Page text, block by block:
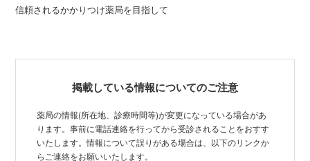
信頼されるかかりつけ薬局を目指して
掲載している情報についてのご注意
薬局の情報(所在地、診療時間等)が変更になっている場合があ
ります。事前に電話連絡を行ってから受診されることをおすす
いたします。情報について誤りがある場合は、以下のリンクか
らご連絡をお願いいたします。